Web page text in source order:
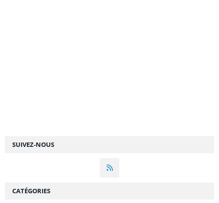
SUIVEZ-NOUS
CATÉGORIES